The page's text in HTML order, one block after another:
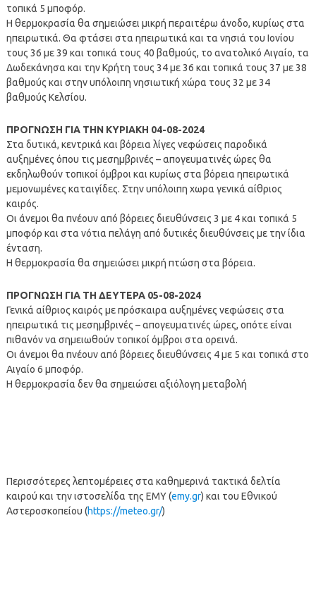
τοπικά 5 μποφόρ.
Η θερμοκρασία θα σημειώσει μικρή περαιτέρω άνοδο, κυρίως στα
ηπειρωτικά. Θα φτάσει στα ηπειρωτικά και τα νησιά του Ιονίου
τους 36 με 39 και τοπικά τους 40 βαθμούς, το ανατολικό Αιγαίο, τα
Δωδεκάνησα και την Κρήτη τους 34 με 36 και τοπικά τους 37 με 38
βαθμούς και στην υπόλοιπη νησιωτική χώρα τους 32 με 34
βαθμούς Κελσίου.
ΠΡΟΓΝΩΣΗ ΓΙΑ TΗΝ ΚΥΡΙΑΚΗ 04-08-2024
Στα δυτικά, κεντρικά και βόρεια λίγες νεφώσεις παροδικά
αυξημένες όπου τις μεσημβρινές – απογευματινές ώρες θα
εκδηλωθούν τοπικοί όμβροι και κυρίως στα βόρεια ηπειρωτικά
μεμονωμένες καταιγίδες. Στην υπόλοιπη χωρα γενικά αίθριος
καιρός.
Οι άνεμοι θα πνέουν από βόρειες διευθύνσεις 3 με 4 και τοπικά 5
μποφόρ και στα νότια πελάγη από δυτικές διευθύνσεις με την ίδια
ένταση.
Η θερμοκρασία θα σημειώσει μικρή πτώση στα βόρεια.
ΠΡΟΓΝΩΣΗ ΓΙΑ TΗ ΔΕΥΤΕΡΑ 05-08-2024
Γενικά αίθριος καιρός με πρόσκαιρα αυξημένες νεφώσεις στα
ηπειρωτικά τις μεσημβρινές – απογευματινές ώρες, οπότε είναι
πιθανόν να σημειωθούν τοπικοί όμβροι στα ορεινά.
Οι άνεμοι θα πνέουν από βόρειες διευθύνσεις 4 με 5 και τοπικά στο
Αιγαίο 6 μποφόρ.
Η θερμοκρασία δεν θα σημειώσει αξιόλογη μεταβολή
Περισσότερες λεπτομέρειες στα καθημερινά τακτικά δελτία
καιρού και την ιστοσελίδα της ΕΜΥ (emy.gr) και του Εθνικού
Αστεροσκοπείου (https://meteo.gr/)